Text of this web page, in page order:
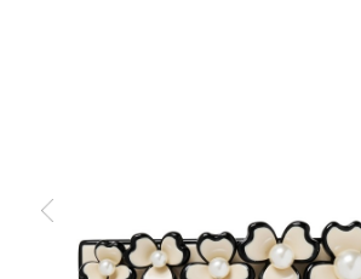
トピックス
ヘアアレンジ動画